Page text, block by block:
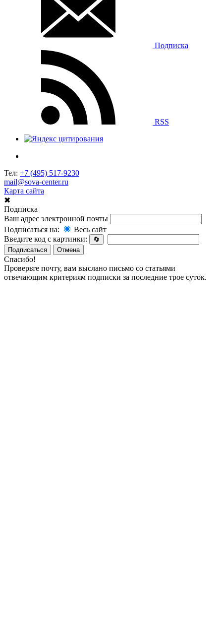
Подписка
RSS
Тел: +7 (495) 517-9230
mail@sova-center.ru
Карта сайта
✖
Подписка
Ваш адрес электронной почты
Подписаться на:
Весь сайт
Введите код с картинки:
🔄
Подписаться
Отмена
Спасибо!
Проверьте почту, вам выслано письмо со статьями
отвечающим критериям подписки за последние трое суток.